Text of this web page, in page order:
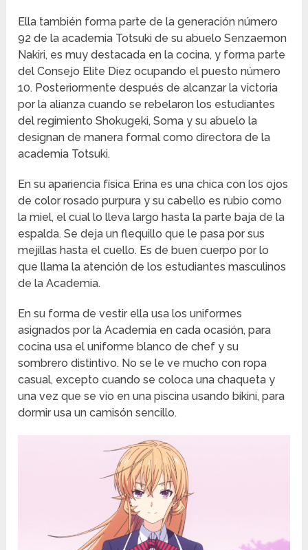
Ella también forma parte de la generación número
92 de la academia Totsuki de su abuelo Senzaemon
Nakiri, es muy destacada en la cocina, y forma parte
del Consejo Elite Diez ocupando el puesto número
10. Posteriormente después de alcanzar la victoria
por la alianza cuando se rebelaron los estudiantes
del regimiento Shokugeki, Soma y su abuelo la
designan de manera formal como directora de la
academia Totsuki.
En su apariencia física Erina es una chica con los ojos
de color rosado purpura y su cabello es rubio como
la miel, el cual lo lleva largo hasta la parte baja de la
espalda. Se deja un flequillo que le pasa por sus
mejillas hasta el cuello. Es de buen cuerpo por lo
que llama la atención de los estudiantes masculinos
de la Academia.
En su forma de vestir ella usa los uniformes
asignados por la Academia en cada ocasión, para
cocina usa el uniforme blanco de chef y su
sombrero distintivo. No se le ve mucho con ropa
casual, excepto cuando se coloca una chaqueta y
una vez que se vio en una piscina usando bikini, para
dormir usa un camisón sencillo.